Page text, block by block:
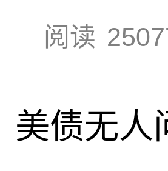
阅读
债无人